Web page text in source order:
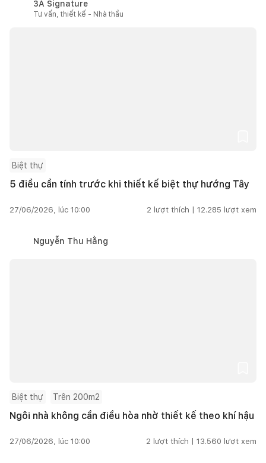
3A Signature
Tư vấn, thiết kế - Nhà thầu
Biệt thự
5 điều cần tính trước khi thiết kế biệt thự hướng Tây
27/06/2026, lúc 10:00 2 lượt thích | 12.285 lượt xem
Nguyễn Thu Hằng
Biệt thự Trên 200m2
Ngôi nhà không cần điều hòa nhờ thiết kế theo khí hậu
27/06/2026, lúc 10:00 2 lượt thích | 13.560 lượt xem